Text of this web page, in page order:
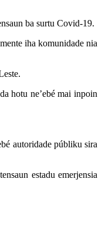
ba surtu Covid-19.
iha komunidade nia
hotu ne’ebé mai inpoin
autoridade públiku sira
estadu emerjensia